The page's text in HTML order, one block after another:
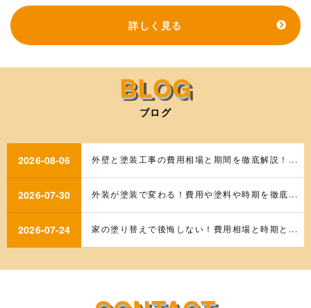
詳しく見る
ブログ
2026-08-06 外壁と塗装工事の費用相場と期間を徹底解説！...
2026-07-30 外装が塗装で変わる！費用や塗料や時期を徹底...
2026-07-24 家の塗り替えで後悔しない！費用相場と時期と...